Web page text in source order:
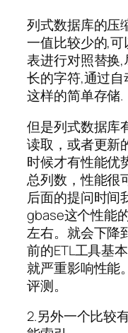
列式数据库的压
一值比较少的,
表进行对照替换
长的字符,通过自
这样的简单存储.
但是列式数据库
读取，或者更新
时候才有性能优
总列数，性能很
后面的提问时间
gbase这个性能
左右。就会下降
前的ETL工具基
就严重影响性能
评测。
2.另外一个比较